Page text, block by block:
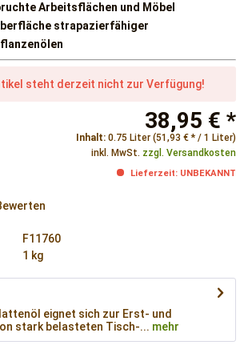
Arbeitsflächen und Möbel
strapazierfähiger
steht derzeit nicht zur Verfügung!
38,95 € *
Inhalt: 0.75 Liter (51,93 € * / 1 Liter)
inkl. MwSt. zzgl. Versandkosten
Lieferzeit: UNBEKANNT
F11760
1 kg
eignet sich zur Erst- und
stark belasteten Tisch-... mehr